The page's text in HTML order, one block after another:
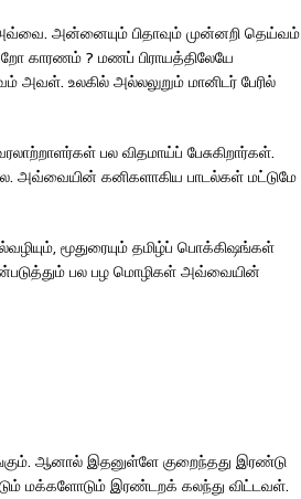
அன்னையும் பிதாவும் முன்னறி தெய்வம்
காரணம் ? மணப் பிராயத்திலேயே
உலகில் அல்லலுறும் மானிடர் பேரில்
பல விதமாய்ப் பேசுகிறார்கள்.
அவ்வையின் கனிகளாகிய பாடல்கள் மட்டுமே
மூதுரையும் தமிழ்ப் பொக்கிஷங்கள்
பல பழ மொழிகள் அவ்வையின்
ஆனால் இதனுள்ளே குறைந்தது இரண்டு
மக்களோடும் இரண்டறக் கலந்து விட்டவள்.